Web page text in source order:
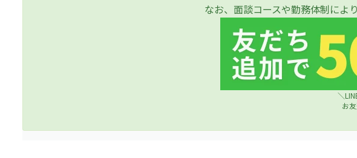
なお、面談コースや勤務体制によ
＼
お友